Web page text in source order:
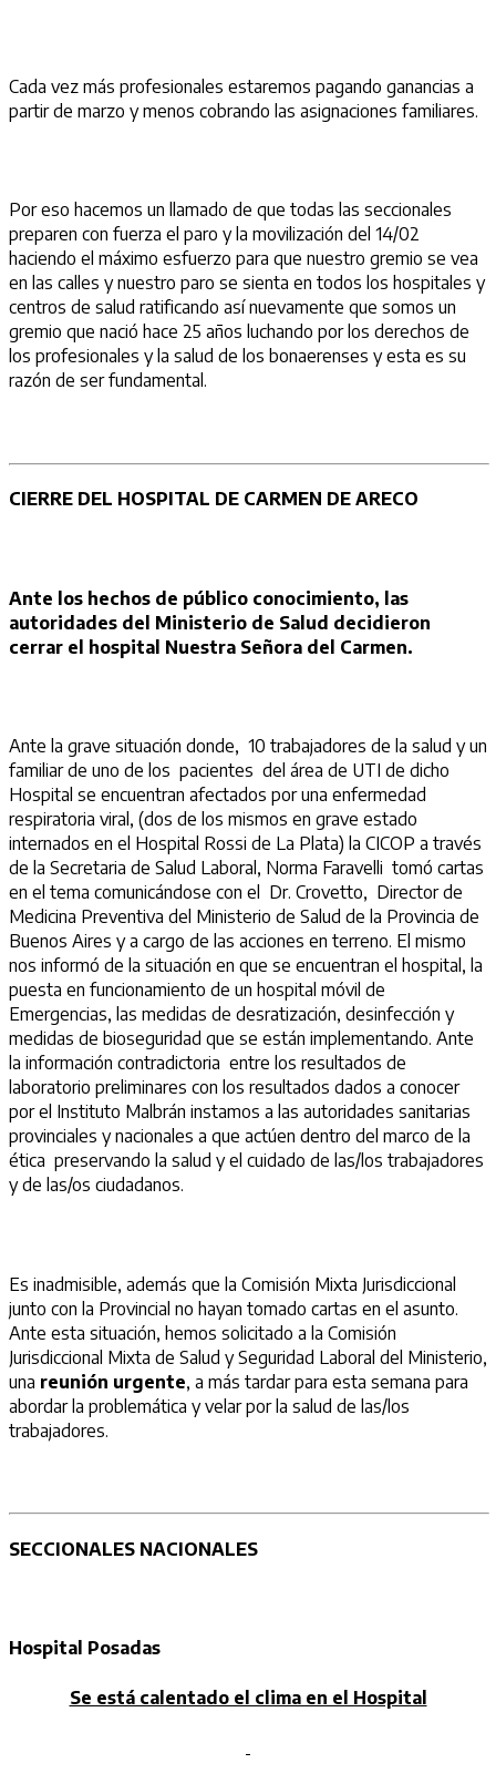
Cada vez más profesionales estaremos pagando ganancias a
partir de marzo y menos cobrando las asignaciones familiares.
Por eso hacemos un llamado de que todas las seccionales
preparen con fuerza el paro y la movilización del 14/02
haciendo el máximo esfuerzo para que nuestro gremio se vea
en las calles y nuestro paro se sienta en todos los hospitales y
centros de salud ratificando así nuevamente que somos un
gremio que nació hace 25 años luchando por los derechos de
los profesionales y la salud de los bonaerenses y esta es su
razón de ser fundamental.
CIERRE DEL HOSPITAL DE CARMEN DE ARECO
Ante los hechos de público conocimiento, las
autoridades del Ministerio de Salud decidieron
cerrar el hospital Nuestra Señora del Carmen.
Ante la grave situación donde, 10 trabajadores de la salud y un
familiar de uno de los pacientes del área de UTI de dicho
Hospital se encuentran afectados por una enfermedad
respiratoria viral, (dos de los mismos en grave estado
internados en el Hospital Rossi de La Plata) la CICOP a través
de la Secretaria de Salud Laboral, Norma Faravelli tomó cartas
en el tema comunicándose con el Dr. Crovetto, Director de
Medicina Preventiva del Ministerio de Salud de la Provincia de
Buenos Aires y a cargo de las acciones en terreno. El mismo
nos informó de la situación en que se encuentran el hospital, la
puesta en funcionamiento de un hospital móvil de
Emergencias, las medidas de desratización, desinfección y
medidas de bioseguridad que se están implementando. Ante
la información contradictoria entre los resultados de
laboratorio preliminares con los resultados dados a conocer
por el Instituto Malbrán instamos a las autoridades sanitarias
provinciales y nacionales a que actúen dentro del marco de la
ética preservando la salud y el cuidado de las/los trabajadores
y de las/os ciudadanos.
Es inadmisible, además que la Comisión Mixta Jurisdiccional
junto con la Provincial no hayan tomado cartas en el asunto.
Ante esta situación, hemos solicitado a la Comisión
Jurisdiccional Mixta de Salud y Seguridad Laboral del Ministerio,
una reunión urgente, a más tardar para esta semana para
abordar la problemática y velar por la salud de las/los
trabajadores.
SECCIONALES NACIONALES
Hospital Posadas
Se está calentado el clima en el Hospital